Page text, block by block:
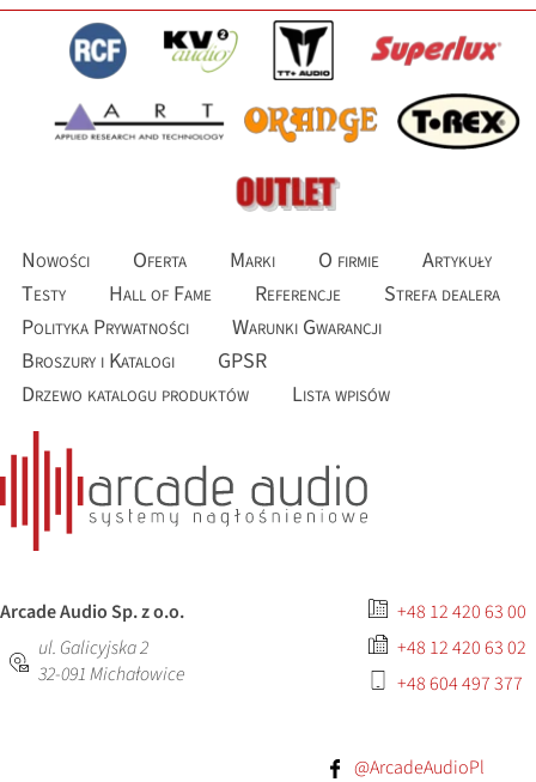
Nowości Oferta Marki O firmie
Artykuły
Testy
Hall of Fame Referencje
Strefa dealera
Polityka Prywatności
Warunki Gwarancji
Broszury i Katalogi
GPSR
Drzewo katalogu produktów
Lista wpisów
Arcade Audio Sp. z o.o.
ul. Galicyjska 2
32-091Michałowice
+48 12 420 63 00
+48 12 420 63 02
+48 604 497 377
@ArcadeAudioPl